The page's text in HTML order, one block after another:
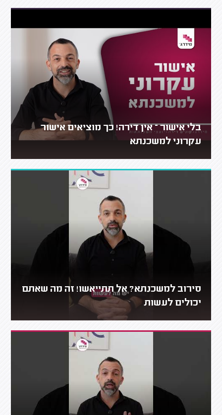
בלי אישור – אין דירה! כך מוציאים אישור
עקרוני למשכנתא
סירוב למשכנתא? אל תתייאשו! זה מה שאתם
יכולים לעשות